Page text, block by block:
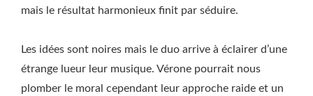
mais le résultat harmonieux finit par séduire.
Les idées sont noires mais le duo arrive à éclairer d’une
étrange lueur leur musique. Vérone pourrait nous
plomber le moral cependant leur approche raide et un